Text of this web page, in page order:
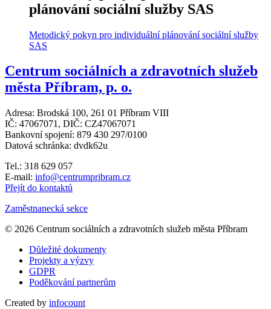
plánování sociální služby SAS
Metodický pokyn pro individuální plánování sociální služby
SAS
Centrum sociálních a zdravotních služeb
města Příbram, p. o.
Adresa: Brodská 100, 261 01 Příbram VIII
IČ: 47067071, DIČ: CZ47067071
Bankovní spojení: 879 430 297/0100
Datová schránka: dvdk62u
Tel.: 318 629 057
E-mail: info@centrumpribram.cz
Přejít do kontaktů
Zaměstnanecká sekce
© 2026 Centrum sociálních a zdravotních služeb města Příbram
Důležité dokumenty
Projekty a výzvy
GDPR
Poděkování partnerům
Created by infocount